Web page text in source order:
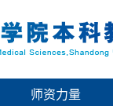
师资力量